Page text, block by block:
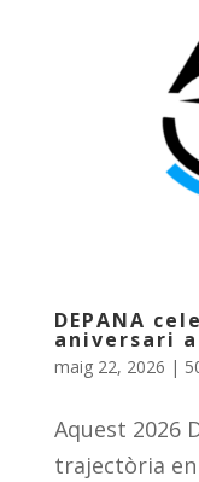
DEPANA
aniversari
maig 22, 2026 |
Aquest 2026
trajectòria